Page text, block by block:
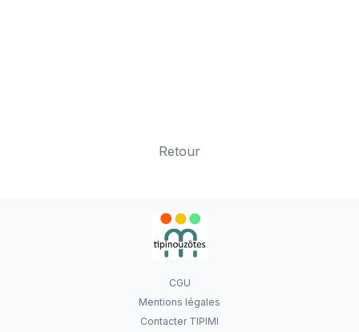
Retour
CGU
Mentions légales
Contacter TIPIMI